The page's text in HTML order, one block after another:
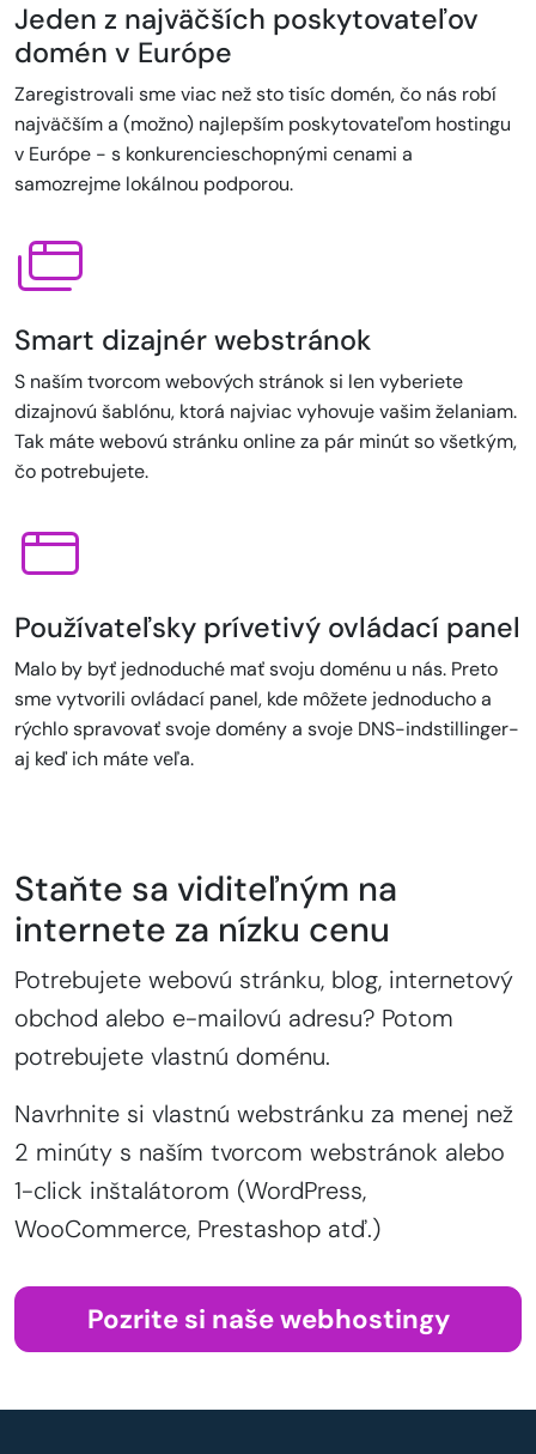
Jeden z najväčších poskytovateľov
domén v Európe
Zaregistrovali sme viac než sto tisíc domén, čo nás robí
najväčším a (možno) najlepším poskytovateľom hostingu
v Európe - s konkurencieschopnými cenami a
samozrejme lokálnou podporou.
Smart dizajnér webstránok
S naším tvorcom webových stránok si len vyberiete
dizajnovú šablónu, ktorá najviac vyhovuje vašim želaniam.
Tak máte webovú stránku online za pár minút so všetkým,
čo potrebujete.
Používateľsky prívetivý ovládací panel
Malo by byť jednoduché mať svoju doménu u nás. Preto
sme vytvorili ovládací panel, kde môžete jednoducho a
rýchlo spravovať svoje domény a svoje DNS-indstillinger-
aj keď ich máte veľa.
Staňte sa viditeľným na
internete za nízku cenu
Potrebujete webovú stránku, blog, internetový
obchod alebo e-mailovú adresu? Potom
potrebujete vlastnú doménu.
Navrhnite si vlastnú webstránku za menej než
2 minúty s naším tvorcom webstránok alebo
1-click inštalátorom (WordPress,
WooCommerce, Prestashop atď.)
Pozrite si naše webhostingy